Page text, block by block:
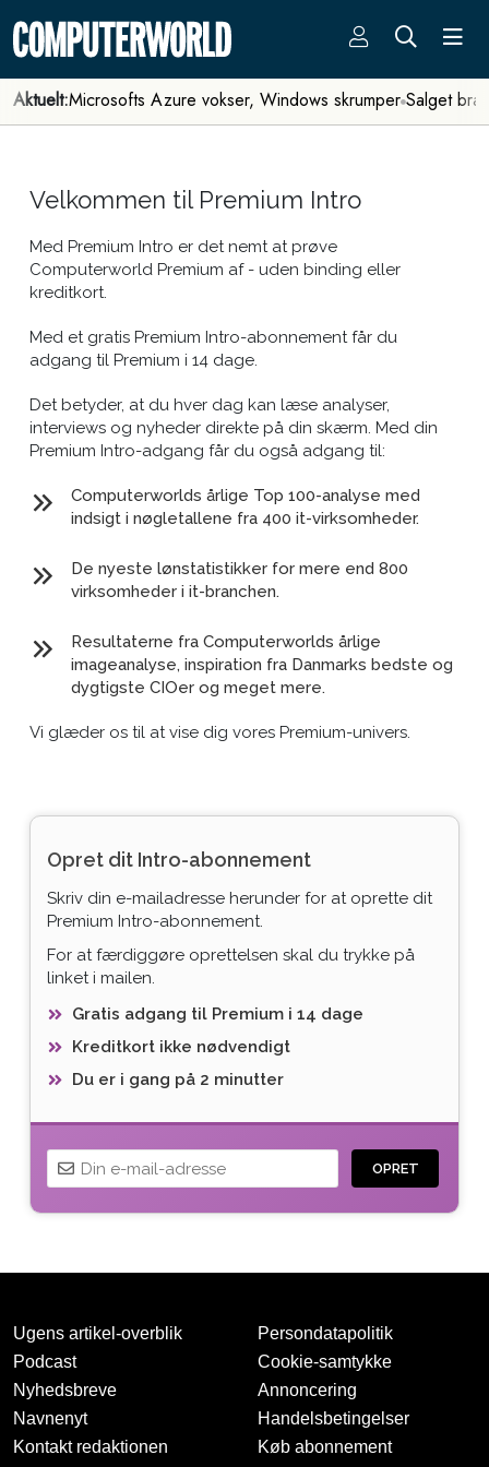
Aktuelt:Microsofts Azure vokser, Windows skrumper Salget
Velkommen til Premium Intro
Med Premium Intro er det nemt at prøve
Computerworld Premium af - uden binding eller
kreditkort.
Med et gratis Premium Intro-abonnement får du
adgang til Premium i 14 dage.
Det betyder, at du hver dag kan læse analyser,
interviews og nyheder direkte på din skærm. Med din
Premium Intro-adgang får du også adgang til:
Computerworlds årlige Top 100-analyse med
indsigt i nøgletallene fra 400 it-virksomheder.
De nyeste lønstatistikker for mere end 800
virksomheder i it-branchen.
Resultaterne fra Computerworlds årlige
imageanalyse, inspiration fra Danmarks bedste og
dygtigste CIOer og meget mere.
Vi glæder os til at vise dig vores Premium-univers.
Opret dit Intro-abonnement
Skriv din e-mailadresse herunder for at oprette dit
Premium Intro-abonnement.
For at færdiggøre oprettelsen skal du trykke på
linket i mailen.
Gratis adgang til Premium i 14 dage
Kreditkort ikke nødvendigt
Du er i gang på 2 minutter
OPRET
Tak for oprettelsen
Ugens artikel-overblik
Podcast
Nyhedsbreve
Navnenyt
Kontakt redaktionen
Persondatapolitik
Cookie-samtykke
Annoncering
Handelsbetingelser
Køb abonnement